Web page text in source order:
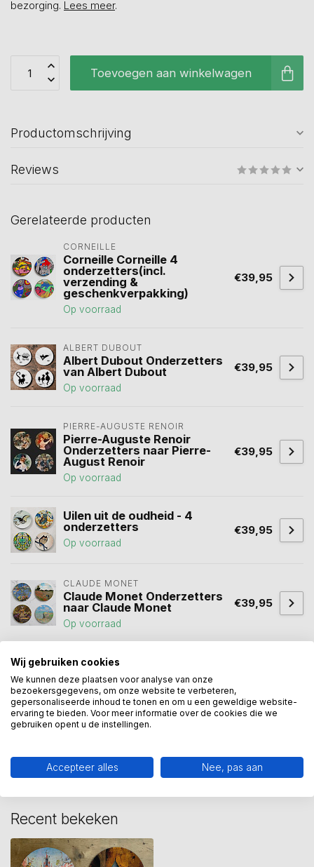
bezorging. Lees meer.
Toevoegen aan winkelwagen
Productomschrijving
Reviews
Gerelateerde producten
CORNEILLE
Corneille Corneille 4
onderzetters(incl.
verzending &
geschenkverpakking)
Op voorraad
€39,95
ALBERT DUBOUT
Albert Dubout Onderzetters
van Albert Dubout
Op voorraad
€39,95
PIERRE-AUGUSTE RENOIR
Pierre-Auguste Renoir
Onderzetters naar Pierre-
August Renoir
Op voorraad
€39,95
Uilen uit de oudheid - 4
onderzetters
Op voorraad
€39,95
CLAUDE MONET
Claude Monet Onderzetters
naar Claude Monet
Op voorraad
€39,95
cadeau jeroen bosch
Heeft u een vraag over dit
Wij assisteren u graag via 06-23643267
Recent bekeken
Wij gebruiken cookies
We kunnen deze plaatsen voor analyse van onze
bezoekersgegevens, om onze website te verbeteren,
gepersonaliseerde inhoud te tonen en om u een geweldige website-
ervaring te bieden. Voor meer informatie over de cookies die we
gebruiken opent u de instellingen.
Accepteer alles Nee, pas aan